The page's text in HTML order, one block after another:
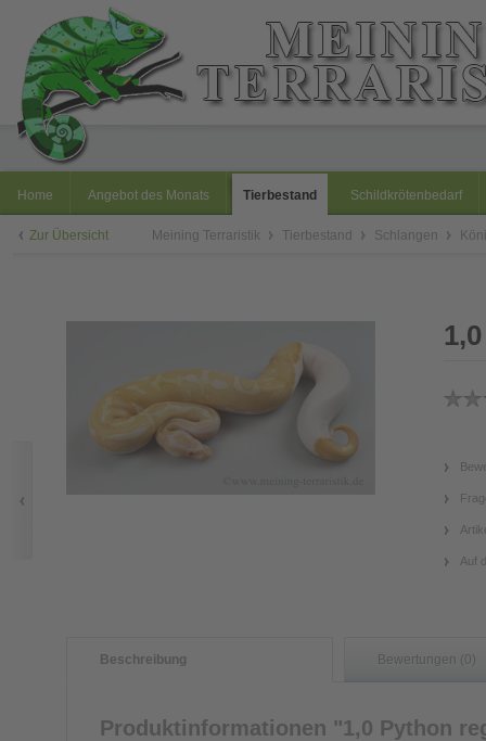
Home Angebot des Monats Tierbestand Schildkrötenbedarf
Zur Übersicht Meining Terraristik Tierbestand Schlangen
Auf
Beschreibung Bewertungen (0)
Produktinformationen "1,0 Python